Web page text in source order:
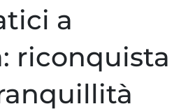
a
riconquista